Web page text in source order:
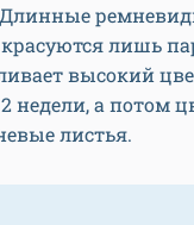
лишь
высокий
недели, а потом
листья.